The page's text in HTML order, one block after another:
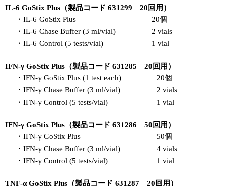
IL-6 GoStix Plus（製品コード 631299 20回用）
・IL-6 GoStix Plus
20個
・IL-6 Chase Buffer (3 ml/vial)
2 vials
・IL-6 Control (5 tests/vial)
1 vial
IFN-γ GoStix Plus（製品コード 631285 20回用）
・IFN-γ GoStix Plus (1 test each)
20個
・IFN-γ Chase Buffer (3 ml/vial)
2 vials
・IFN-γ Control (5 tests/vial)
1 vial
IFN-γ GoStix Plus（製品コード 631286 50回用）
・IFN-γ GoStix Plus
50個
・IFN-γ Chase Buffer (3 ml/vial)
4 vials
・IFN-γ Control (5 tests/vial)
1 vial
TNF-α GoStix Plus（製品コード 631287 20回用）